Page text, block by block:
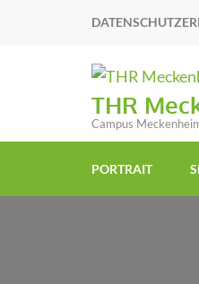
THR
Campus
PORTRAIT